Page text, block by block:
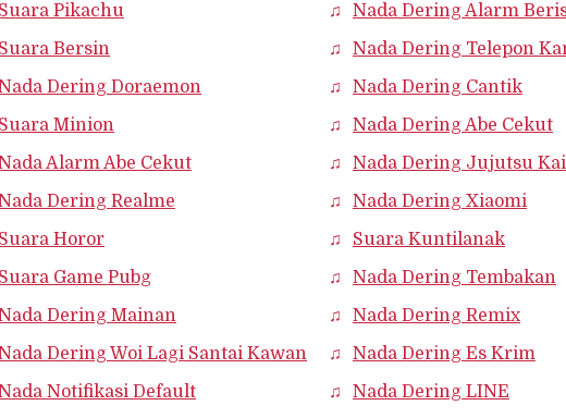
Suara Pikachu
Nada Dering Alarm
Suara Bersin
Nada Dering Telepon
Dering Doraemon
Nada Dering Cantik
Suara Minion
Nada Dering Abe Cekut
Alarm Abe Cekut
Nada Dering Jujutsu
Dering Realme
Nada Dering Xiaomi
Suara Horor
Suara Kuntilanak
Suara Game Pubg
Nada Dering Tembakan
Dering Mainan
Nada Dering Remix
Dering Woi Lagi Santai Kawan
Nada Dering Es Krim
Notifikasi Default
Nada Dering LINE